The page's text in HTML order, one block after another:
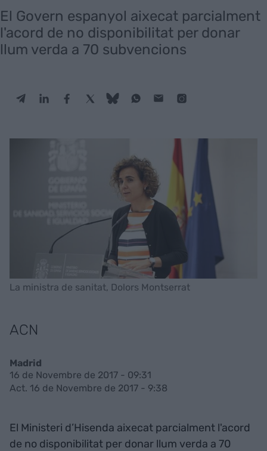
El Govern espanyol aixecat parcialment
l'acord de no disponibilitat per donar
llum verda a 70 subvencions
La ministra de sanitat, Dolors Montserrat
ACN
Madrid
16 de Novembre de 2017 - 09:31
Act. 16 de Novembre de 2017 - 9:38
El Ministeri d’Hisenda aixecat parcialment l'acord
de no disponibilitat per donar llum verda a 70